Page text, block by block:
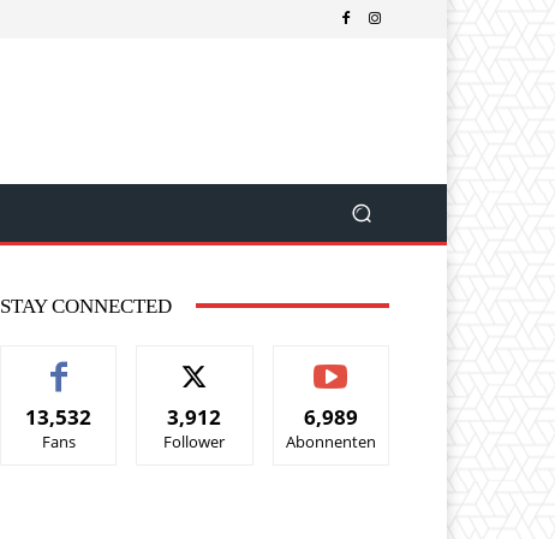
STAY CONNECTED
13,532
Fans
3,912
Follower
6,989
Abonnenten